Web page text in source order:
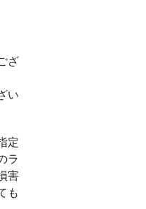
ざ
い
定
ラ
害
も